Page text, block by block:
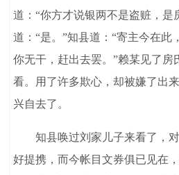
道：“你方才说银两不是盗赃，是
道：“是。”知县道：“寄主今在此
你无干，赶出去罢。”赖某见了房
看。用了许多欺心，却被嫌了出
兴自去了。
知县唤过刘家儿子来看了，对
好提携，而今帐目文券俱已见在